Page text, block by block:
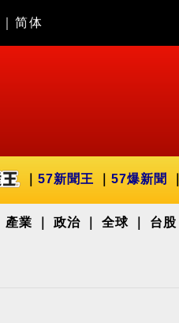
简体
57新聞王 57爆新聞
產業 政治 全球 台股